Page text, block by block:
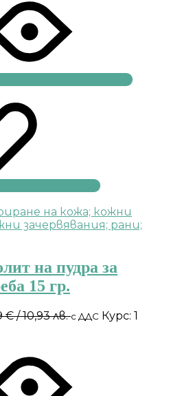
на пудра за
15 гр.
€/ 10,93 лв.с ДДС Курс: 1